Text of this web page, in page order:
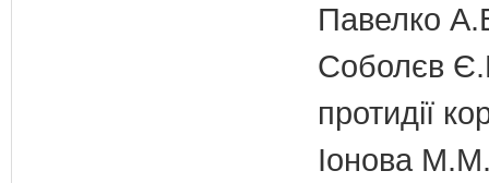
Павелко
Соболєв
протидії
Іонова М.М.